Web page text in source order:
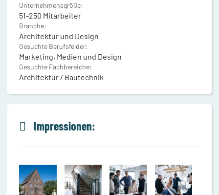
Unternehmensgröße:
51-250 Mitarbeiter
Branche:
Architektur und Design
Gesuchte Berufsfelder:
Marketing, Medien und Design
Gesuchte Fachbereiche:
Architektur / Bautechnik
Impressionen: